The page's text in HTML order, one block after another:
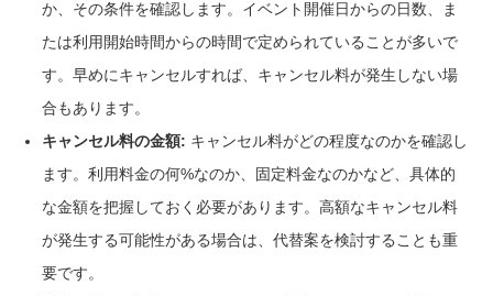
か、その条件を確認します。イベント開催日からの日数、ま
たは利用開始時間からの時間で定められていることが多いで
す。早めにキャンセルすれば、キャンセル料が発生しない場
合もあります。
キャンセル料の金額: キャンセル料がどの程度なのかを確認し
ます。利用料金の何%なのか、固定料金なのかなど、具体的
な金額を把握しておく必要があります。高額なキャンセル料
が発生する可能性がある場合は、代替案を検討することも重
要です。